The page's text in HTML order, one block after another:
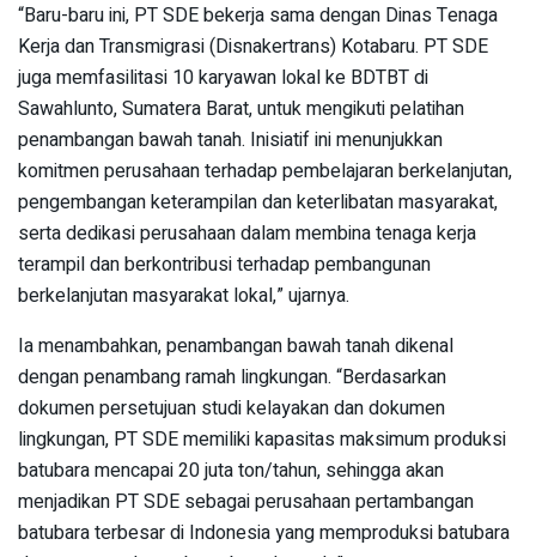
“Baru-baru ini, PT SDE bekerja sama dengan Dinas Tenaga
Kerja dan Transmigrasi (Disnakertrans) Kotabaru. PT SDE
juga memfasilitasi 10 karyawan lokal ke BDTBT di
Sawahlunto, Sumatera Barat, untuk mengikuti pelatihan
penambangan bawah tanah. Inisiatif ini menunjukkan
komitmen perusahaan terhadap pembelajaran berkelanjutan,
pengembangan keterampilan dan keterlibatan masyarakat,
serta dedikasi perusahaan dalam membina tenaga kerja
terampil dan berkontribusi terhadap pembangunan
berkelanjutan masyarakat lokal,” ujarnya.
Ia menambahkan, penambangan bawah tanah dikenal
dengan penambang ramah lingkungan. “Berdasarkan
dokumen persetujuan studi kelayakan dan dokumen
lingkungan, PT SDE memiliki kapasitas maksimum produksi
batubara mencapai 20 juta ton/tahun, sehingga akan
menjadikan PT SDE sebagai perusahaan pertambangan
batubara terbesar di Indonesia yang memproduksi batubara